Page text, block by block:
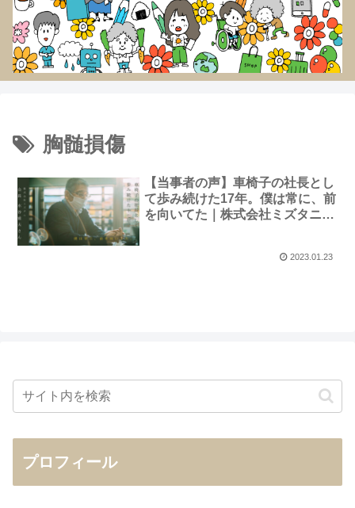
胸髄損傷
【当事者の声】車椅子の社長とし
て歩み続けた17年。僕は常に、前
を向いてた｜株式会社ミズタニ
2023.01.23
プロフィール